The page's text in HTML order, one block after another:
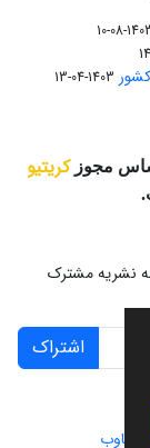
1403-08-
1403-04-13
مجوزکریتیو
نشریه مشترک
اشتراک
سیناوب